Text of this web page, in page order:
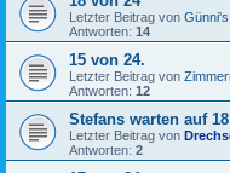
Letzter Beitrag von
Antworten: 14
15 von 24.
Letzter Beitrag von
Antworten: 12
Stefans warten auf
Letzter Beitrag von
Antworten: 2